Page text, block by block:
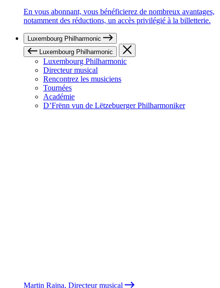
En vous abonnant, vous bénéficierez de nombreux avantages,
notamment des réductions, un accès privilégié à la billetterie.
Luxembourg Philharmonic
Luxembourg Philharmonic
Luxembourg Philharmonic
Directeur musical
Rencontrez les musiciens
Tournées
Académie
D’Frënn vun de Lëtzebuerger Philharmoniker
Martin Rajna, Directeur musical